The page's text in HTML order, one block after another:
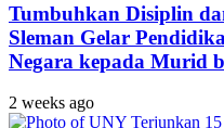
Tumbuhkan Disiplin
Sleman Gelar
Negara kepada Murid
2 weeks ago